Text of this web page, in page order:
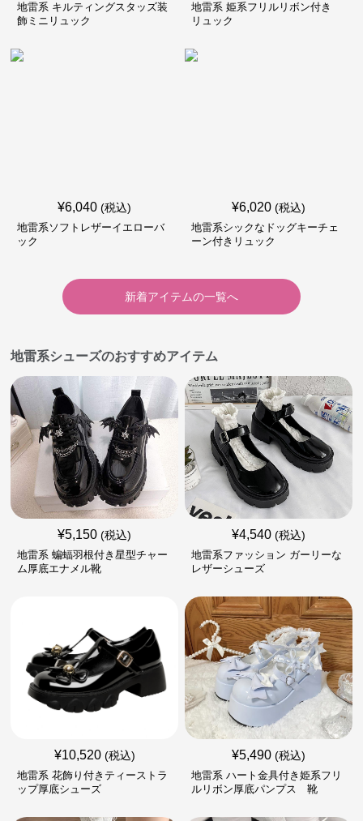
地雷系 キルティングスタッズ装
飾ミニリュック
地雷系 姫系フリルリボン付き
リュック
¥6,040 (税込)
地雷系ソフトレザーイエローバ
ック
¥6,020 (税込)
地雷系シックなドッグキーチェ
ーン付きリュック
新着アイテムの一覧へ
地雷系シューズのおすすめアイテム
¥5,150 (税込)
地雷系 蝙蝠羽根付き星型チャー
ム厚底エナメル靴
¥4,540 (税込)
地雷系ファッション ガーリーな
レザーシューズ
¥10,520 (税込)
地雷系 花飾り付きティーストラ
ップ厚底シューズ
¥5,490 (税込)
地雷系 ハート金具付き姫系フリ
ルリボン厚底パンプス 靴